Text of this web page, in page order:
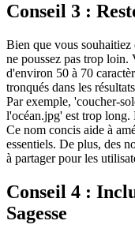
Conseil 3 :
Bien que vous
ne poussez pas trop
d'environ 50 à 70
tronqués dans les
Par exemple, 'coucher-
l'océan.jpg' est trop long.
Ce nom concis aide à
essentiels. De plus, des
à partager pour les
Conseil 4 :
Sagesse